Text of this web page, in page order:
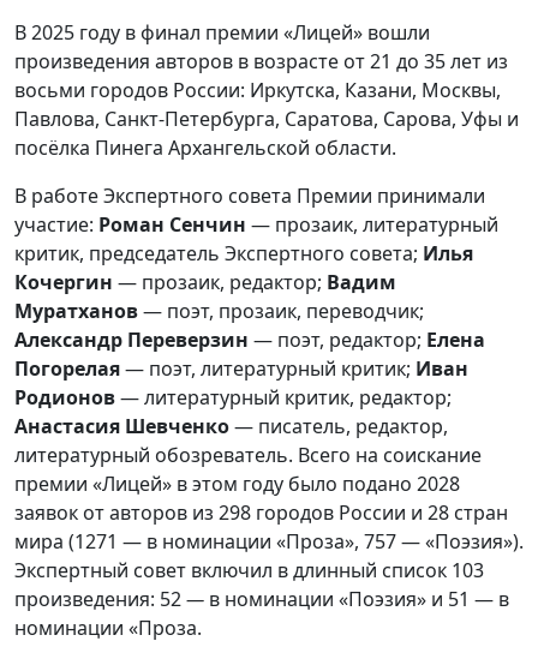
В 2025 году в финал премии «Лицей» вошли
произведения авторов в возрасте от 21 до 35 лет из
восьми городов России: Иркутска, Казани, Москвы,
Павлова, Санкт-Петербурга, Саратова, Сарова, Уфы и
посёлка Пинега Архангельской области.
В работе Экспертного совета Премии принимали
участие: Роман Сенчин — прозаик, литературный
критик, председатель Экспертного совета; Илья
Кочергин — прозаик, редактор; Вадим
Муратханов— поэт, прозаик, переводчик;
Александр Переверзин — поэт, редактор; Елена
Погорелая— поэт, литературный критик; Иван
Родионов— литературный критик, редактор;
Анастасия Шевченко— писатель, редактор,
литературный обозреватель. Всего на соискание
премии «Лицей» в этом году было подано 2028
заявок от авторов из 298 городов России и 28 стран
мира (1271 — в номинации «Проза», 757 — «Поэзия»).
Экспертный совет включил в длинный список 103
произведения: 52— в номинации «Поэзия» и 51 — в
номинации «Проза.